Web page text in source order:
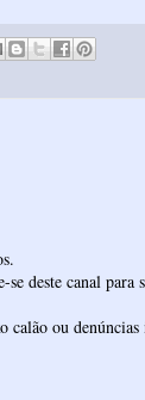
deste canal para
ou